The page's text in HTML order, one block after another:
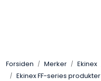
Forsiden Merker Ekinex
Ekinex FF-series produkter
SONOS